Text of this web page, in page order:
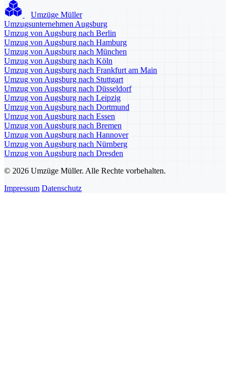
Umzüge Müller
Umzugsunternehmen Augsburg
Umzug von Augsburg nach Berlin
Umzug von Augsburg nach Hamburg
Umzug von Augsburg nach München
Umzug von Augsburg nach Köln
Umzug von Augsburg nach Frankfurt am Main
Umzug von Augsburg nach Stuttgart
Umzug von Augsburg nach Düsseldorf
Umzug von Augsburg nach Leipzig
Umzug von Augsburg nach Dortmund
Umzug von Augsburg nach Essen
Umzug von Augsburg nach Bremen
Umzug von Augsburg nach Hannover
Umzug von Augsburg nach Nürnberg
Umzug von Augsburg nach Dresden
© 2026 Umzüge Müller. Alle Rechte vorbehalten.
Impressum Datenschutz